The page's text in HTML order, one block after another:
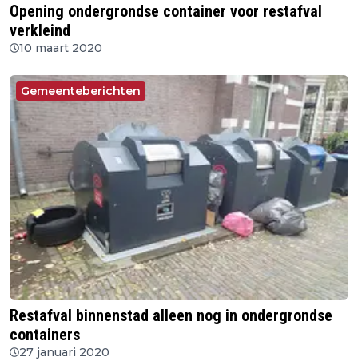
Opening ondergrondse container voor restafval
verkleind
10 maart 2020
Gemeenteberichten
Restafval binnenstad alleen nog in ondergrondse
containers
27 januari 2020